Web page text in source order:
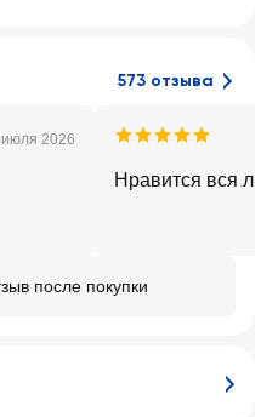
573 отзыва
2026
Нравится вся
после покупки